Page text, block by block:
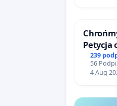
Petycja
239
56
4 Aug